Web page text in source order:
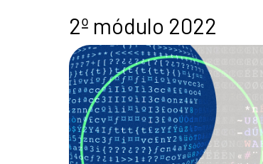
2º módulo 2022